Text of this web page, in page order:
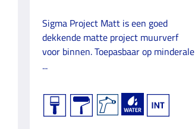
Sigma Project Matt is een goed
dekkende matte project muurverf
voor binnen. Toepasbaar op minderale
...